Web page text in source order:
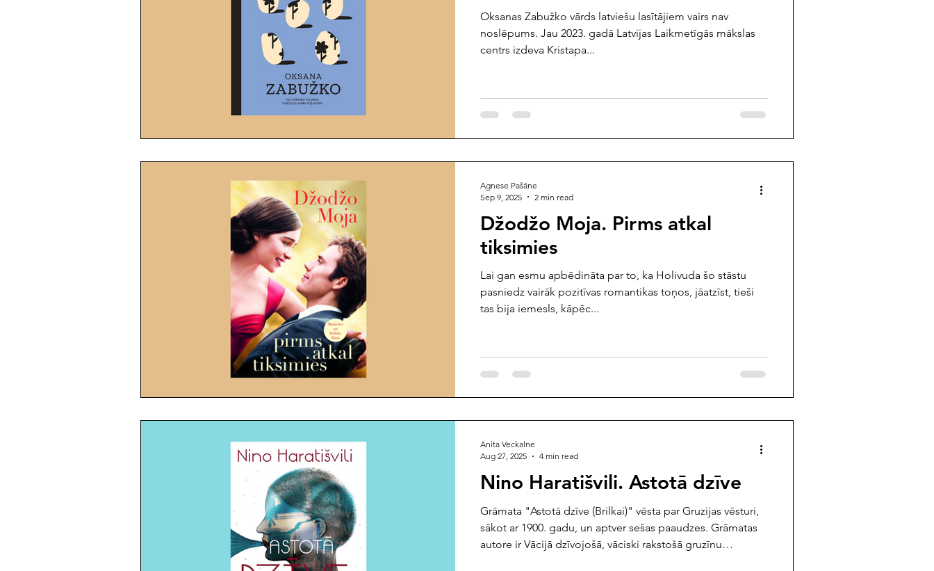
marts/aprīlis 2025 decembris 2024 novembris 2024 oktobris 2024
augusts/septembris 2024 jūnijs/jūlijs 2024
novembris/decembris 2023 septembris/oktobris 2023 jūlijs/augusts 2023 maijs/jūnijs 2023
Oksanas Zabužko vārds latviešu lasītājiem vairs nav
noslēpums. Jau 2023. gadā Latvijas Laikmetīgās mākslas
centrs izdeva Kristapa...
Džodžo Moja. Pirms atkal
tiksimies
Lai gan esmu apbēdināta par to, ka Holivuda šo stāstu
pasniedz vairāk pozitīvas romantikas toņos, jāatzīst, tieši
tas bija iemesls, kāpēc...
Agnese Pašāne
Sep 9, 2025
2 min read
Nino Haratišvili. Astotā dzīve
Grāmata "Astotā dzīve (Brilkai)" vēsta par Gruzijas vēsturi,
sākot ar 1900. gadu, un aptver sešas paaudzes. Grāmatas
autore ir Vācijā dzīvojošā, vāciski rakstošā gruzīnu
Anita Veckalne
Aug 27, 2025
4 min read